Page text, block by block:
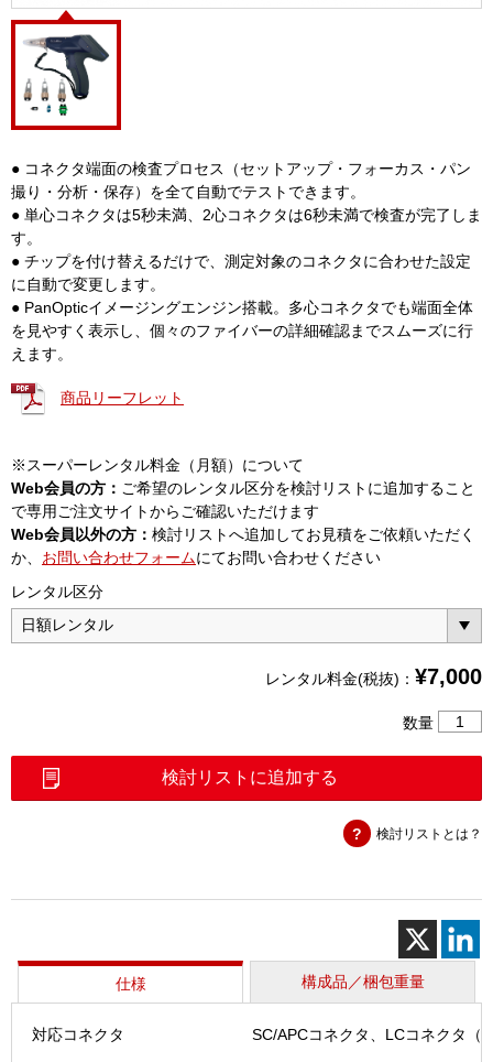
● コネクタ端面の検査プロセス（セットアップ・フォーカス・パン
撮り・分析・保存）を全て自動でテストできます。
● 単心コネクタは5秒未満、2心コネクタは6秒未満で検査が完了しま
す。
● チップを付け替えるだけで、測定対象のコネクタに合わせた設定
に自動で変更します。
● PanOpticイメージングエンジン搭載。多心コネクタでも端面全体
を見やすく表示し、個々のファイバーの詳細確認までスムーズに行
えます。
商品リーフレット
※スーパーレンタル料金（月額）について
Web会員の方： ご希望のレンタル区分を検討リストに追加すること
で専用ご注文サイトからご確認いただけます
Web会員以外の方： 検討リストへ追加してお見積をご依頼いただく
か、 お問い合わせフォームにてお問い合わせください
レンタル区分
レンタル料金(税抜)： ¥7,000
数量
イ
ス
コ
ー
SC・
検討リストに追加する
検討リストとは？
仕様 構成品／梱包重量
対応コネクタ SC/APCコネクタ、LCコネクタ（